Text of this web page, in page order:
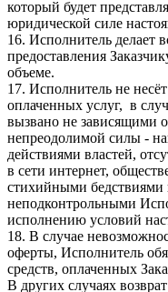
который будет
юридической силе
16. Исполнитель делает
предоставления
объеме.
17. Исполнитель не
оплаченных услуг, в
вызвано не зависящими
непреодолимой силы -
действиями властей,
в сети интернет,
стихийными бедствиями
неподконтрольными
исполнению условий
18. В случае
оферты, Исполнитель
средств, оплаченных
В других случаях